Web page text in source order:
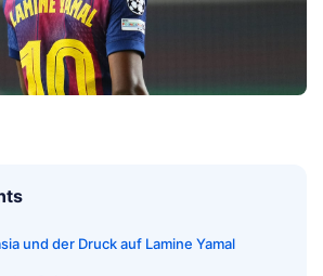
und der Druck auf Lamine Yamal